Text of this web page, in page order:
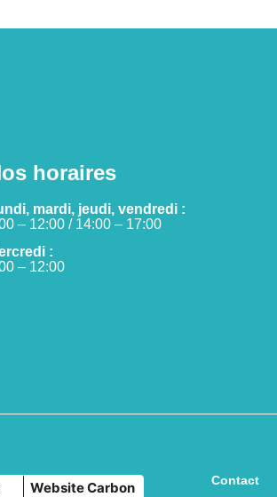
horaires
mardi, jeudi, vendredi :
– 12:00 / 14:00 – 17:00
:
– 12:00
Website Carbon Contact